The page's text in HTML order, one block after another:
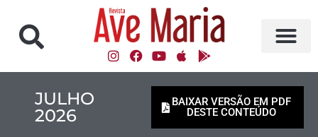
JULHO
2026
BAIXAR VERSÃO EM PDF
DESTE CONTEÚDO